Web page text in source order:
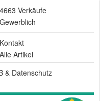
4663 Verkäufe
Gewerblich
Kontakt
Alle Artikel
& Datenschutz